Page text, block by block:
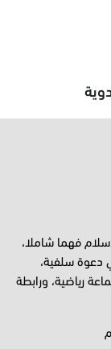
فهما شاملا،
دعوة سلفية،
رياضية، ورابطة